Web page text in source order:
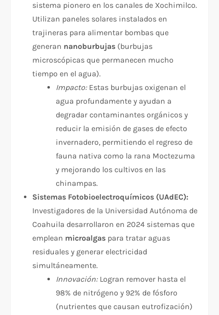
sistema pionero en los canales de Xochimilco.
Utilizan paneles solares instalados en
trajineras para alimentar bombas que
generan nanoburbujas (burbujas
microscópicas que permanecen mucho
tiempo en el agua).
Impacto:Estas burbujas oxigenan el
agua profundamente y ayudan a
degradar contaminantes orgánicos y
reducir la emisión de gases de efecto
invernadero, permitiendo el regreso de
fauna nativa como la rana Moctezuma
y mejorando los cultivos en las
chinampas.​
Sistemas Fotobioelectroquímicos (UAdEC):
Investigadores de la Universidad Autónoma de
Coahuila desarrollaron en 2024 sistemas que
emplean microalgas para tratar aguas
residuales y generar electricidad
simultáneamente.
Innovación:Logran remover hasta el
98% de nitrógeno y 92% de fósforo
(nutrientes que causan eutrofización)